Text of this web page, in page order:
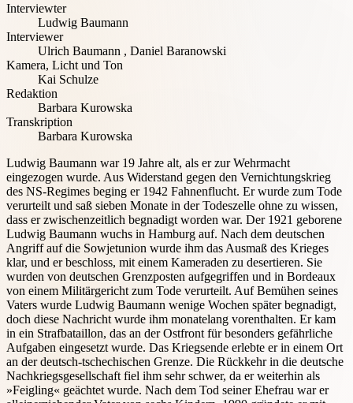
Interviewter
Ludwig Baumann
Interviewer
Ulrich Baumann , Daniel Baranowski
Kamera, Licht und Ton
Kai Schulze
Redaktion
Barbara Kurowska
Transkription
Barbara Kurowska
Ludwig Baumann war 19 Jahre alt, als er zur Wehrmacht
eingezogen wurde. Aus Widerstand gegen den Vernichtungskrieg
des NS-Regimes beging er 1942 Fahnenflucht. Er wurde zum Tode
verurteilt und saß sieben Monate in der Todeszelle ohne zu wissen,
dass er zwischenzeitlich begnadigt worden war. Der 1921 geborene
Ludwig Baumann wuchs in Hamburg auf. Nach dem deutschen
Angriff auf die Sowjetunion wurde ihm das Ausmaß des Krieges
klar, und er beschloss, mit einem Kameraden zu desertieren. Sie
wurden von deutschen Grenzposten aufgegriffen und in Bordeaux
von einem Militärgericht zum Tode verurteilt. Auf Bemühen seines
Vaters wurde Ludwig Baumann wenige Wochen später begnadigt,
doch diese Nachricht wurde ihm monatelang vorenthalten. Er kam
in ein Strafbataillon, das an der Ostfront für besonders gefährliche
Aufgaben eingesetzt wurde. Das Kriegsende erlebte er in einem Ort
an der deutsch-tschechischen Grenze. Die Rückkehr in die deutsche
Nachkriegsgesellschaft fiel ihm sehr schwer, da er weiterhin als
»Feigling« geächtet wurde. Nach dem Tod seiner Ehefrau war er